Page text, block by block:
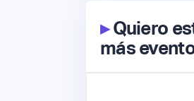
▸Quiero
más